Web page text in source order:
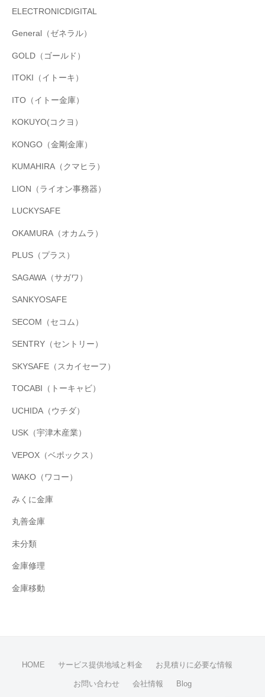
ELECTRONICDIGITAL
General（ゼネラル）
GOLD（ゴールド）
ITOKI（イトーキ）
ITO（イトー金庫）
KOKUYO(コクヨ）
KONGO（金剛金庫）
KUMAHIRA（クマヒラ）
LION（ライオン事務器）
LUCKYSAFE
OKAMURA（オカムラ）
PLUS（プラス）
SAGAWA（サガワ）
SANKYOSAFE
SECOM（セコム）
SENTRY（セントリー）
SKYSAFE（スカイセーフ）
TOCABI（トーキャビ）
UCHIDA（ウチダ）
USK（宇津木産業）
VEPOX（ベポックス）
WAKO（ワコー）
みくに金庫
丸善金庫
未分類
金庫修理
金庫移動
HOME サービス提供地域と料金 お見積りに必要な情報
お問い合わせ 会社情報 Blog